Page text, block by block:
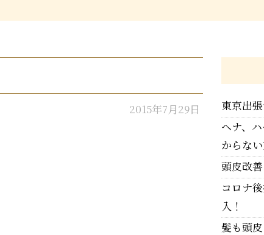
2015年7月29日
東京出
ヘナ、
からな
頭皮改
コロナ
入！
髪も頭